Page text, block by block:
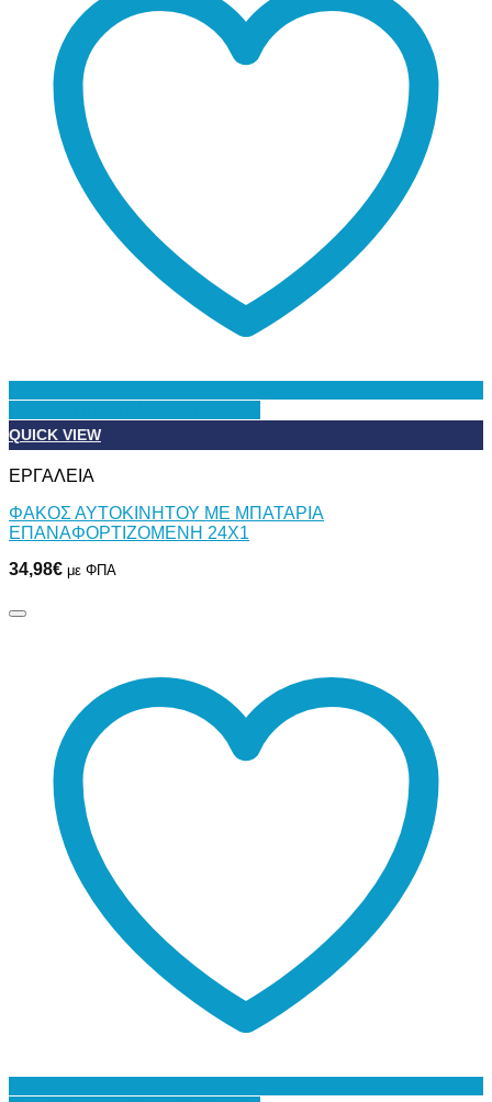
QUICK VIEW
ΕΡΓΑΛΕΙΑ
ΦΑΚΟΣ ΑΥΤΟΚΙΝΗΤΟΥ ΜΕ ΜΠΑΤΑΡΙΑ
ΕΠΑΝΑΦΟΡΤΙΖΟΜΕΝΗ 24Χ1
34,98€ με ΦΠΑ